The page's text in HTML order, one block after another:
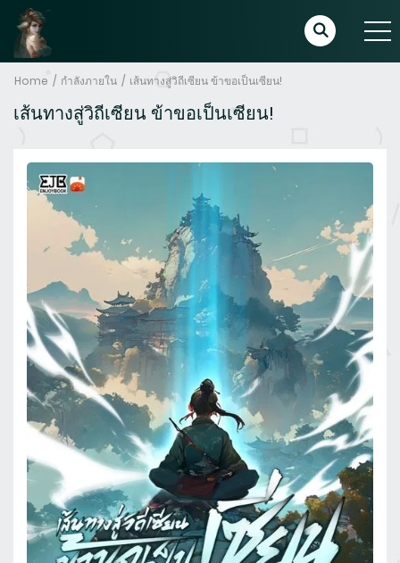
Home กำลังภายใน เส้นทางสู่วิถีเซียน ข้าขอเป็นเซียน!
เส้นทางสู่วิถีเซียน ข้าขอเป็นเซียน!